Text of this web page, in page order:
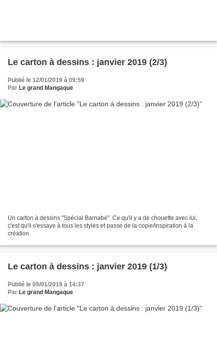
Le carton à dessins : janvier 2019 (2/3)
Publié le 12/01/2019 à 09:59
Par Le grand Mangaque
Un carton à dessins "Spécial Barnabé". Ce qu'il y a de chouette avec lui,
c'est qu'il s'essaye à tous les styles et passe de la copie/inspiration à la
création.
Le carton à dessins : janvier 2019 (1/3)
Publié le 09/01/2019 à 14:37
Par Le grand Mangaque